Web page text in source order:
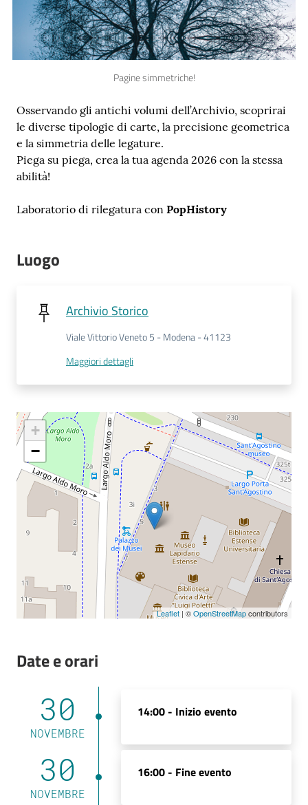
servizi
online
Novità
e
consigli
Avvisi
su
Pagine simmetriche!
Osservando gli antichi volumi dell’Archivio, scoprirai
le diverse tipologie di carte, la precisione geometrica
e la simmetria delle legature.
Piega su piega, crea la tua agenda 2026 con la stessa
abilità!
Laboratorio di rilegatura con PopHistory
Luogo
Archivio Storico
Viale Vittorio Veneto 5 - Modena - 41123
Maggiori dettagli
+
−
Leaflet | ©OpenStreetMapcontributors
Date e orari
30
NOVEMBRE
14:00 - Inizio evento
30
NOVEMBRE
16:00 - Fine evento